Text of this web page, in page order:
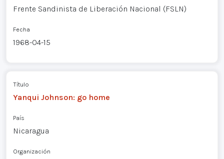
Frente Sandinista de Liberación Nacional (FSLN)
Fecha
1968-04-15
Título
Yanqui Johnson: go home
País
Nicaragua
Organización